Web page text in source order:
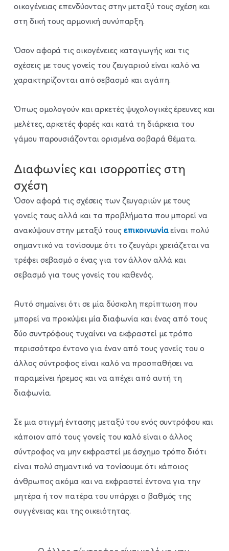
οικογένειας επενδύοντας στην μεταξύ τους σχέση και
στη δική τους αρμονική συνύπαρξη.
Όσον αφορά τις οικογένειες καταγωγής και τις
σχέσεις με τους γονείς του ζευγαριού είναι καλό να
χαρακτηρίζονται από σεβασμό και αγάπη.
Όπως ομολογούν και αρκετές ψυχολογικές έρευνες και
μελέτες, αρκετές φορές και κατά τη διάρκεια του
γάμου παρουσιάζονται ορισμένα σοβαρά θέματα.
Διαφωνίες και ισορροπίες στη
σχέση
Όσον αφορά τις σχέσεις των ζευγαριών με τους
γονείς τους αλλά και τα προβλήματα που μπορεί να
ανακύψουν στην μεταξύ τουςεπικοινωνίαείναι πολύ
σημαντικό να τονίσουμε ότι το ζευγάρι χρειάζεται να
τρέφει σεβασμό ο ένας για τον άλλον αλλά και
σεβασμό για τους γονείς του καθενός.
Αυτό σημαίνει ότι σε μία δύσκολη περίπτωση που
μπορεί να προκύψει μία διαφωνία και ένας από τους
δύο συντρόφους τυχαίνει να εκφραστεί με τρόπο
περισσότερο έντονο για έναν από τους γονείς του ο
άλλος σύντροφος είναι καλό να προσπαθήσει να
παραμείνει ήρεμος και να απέχει από αυτή τη
διαφωνία.
Σε μια στιγμή έντασης μεταξύ του ενός συντρόφου και
κάποιον από τους γονείς του καλό είναι ο άλλος
σύντροφος να μην εκφραστεί με άσχημο τρόπο διότι
είναι πολύ σημαντικό να τονίσουμε ότι κάποιος
άνθρωπος ακόμα και να εκφραστεί έντονα για την
μητέρα ή τον πατέρα του υπάρχει ο βαθμός της
συγγένειας και της οικειότητας.